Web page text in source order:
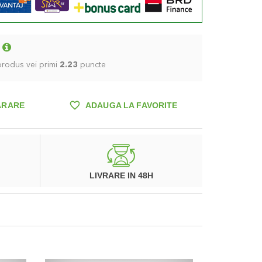
vei primi 2.23 puncte
ADAUGA LA FAVORITE
LIVRARE IN 48H